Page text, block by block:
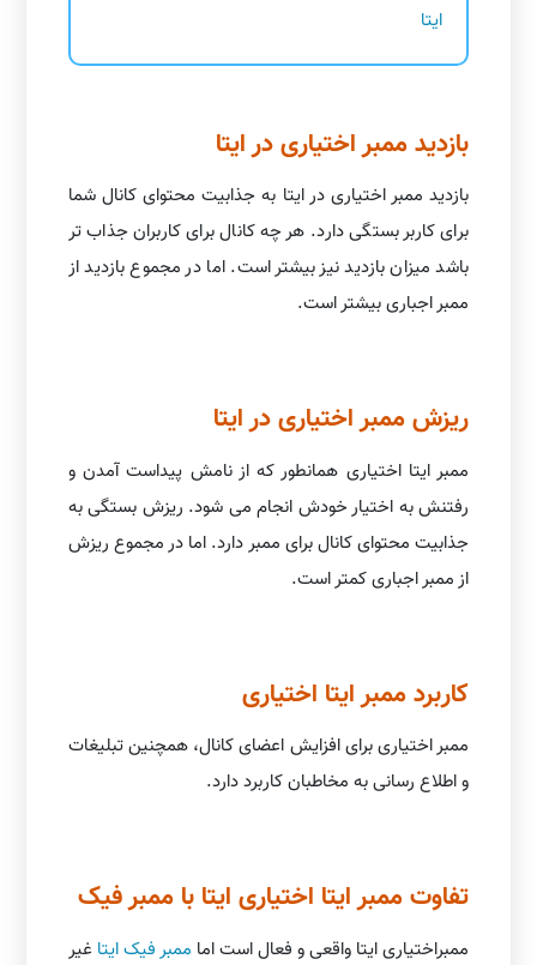
ایتا
بازدید ممبر اختیاری در ایتا
بازدید ممبر اختیاری در ایتا به جذابیت محتوای کانال شما
برای کاربر بستگی دارد. هر چه کانال برای کاربران جذاب تر
باشد میزان بازدید نیز بیشتر است. اما در مجموع بازدید از
ممبر اجباری بیشتر است.
ریزش ممبر اختیاری در ایتا
ممبر ایتا اختیاری همانطور که از نامش پیداست آمدن و
رفتنش به اختیار خودش انجام می شود. ریزش بستگی به
جذابیت محتوای کانال برای ممبر دارد. اما در مجموع ریزش
از ممبر اجباری کمتر است.
کاربرد ممبر ایتا اختیاری
ممبر اختیاری برای افزایش اعضای کانال، همچنین تبلیغات
و اطلاع رسانی به مخاطبان کاربرد دارد.
تفاوت ممبر ایتا اختیاری ایتا با ممبر فیک
ممبراختیاری ایتا واقعی و فعال است اما ممبر فیک ایتا غیر